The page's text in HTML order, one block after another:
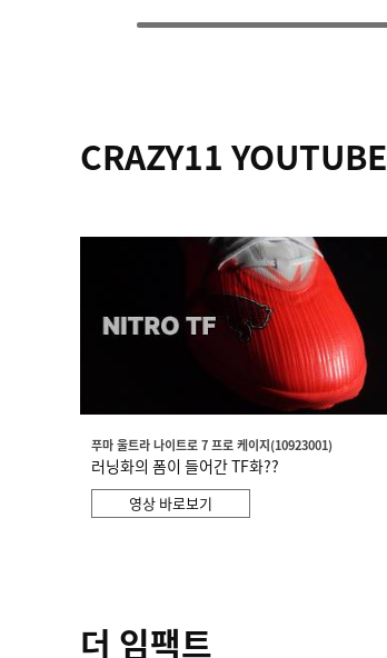
CRAZY11 YOUTUBE
푸마 울트라 나이트로 7 프로 케이지(10923001)
러닝화의 폼이 들어간 TF화??
영상 바로보기
더 임팩트